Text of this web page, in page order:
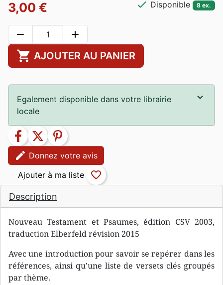
Description
Nouveau Testament et Psaumes, édition CSV 2003,
traduction Elberfeld révision 2015
Avec une introduction pour savoir se repérer dans les
références, ainsi qu’une liste de versets clés groupés
par thème.
3,00 € check Disponible 8 ex.
remove add
shopping_cart AJOUTER AU PANIER
Egalement disponible dans votre librairie
locale
facebook twitter
pinterest
edit Donnez votre avis
favorite_border